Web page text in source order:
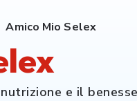
Amico Mio Selex
e il